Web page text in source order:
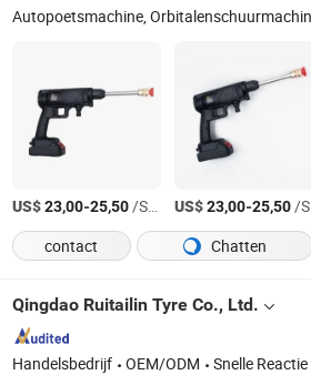
US$23,00-25,50/Stuk US$23,00-25,50/Stuk
contact
Chatten
Qingdao Ruitailin Tyre Co., Ltd.
Handelsbedrijf OEM/ODM Snelle Reactie